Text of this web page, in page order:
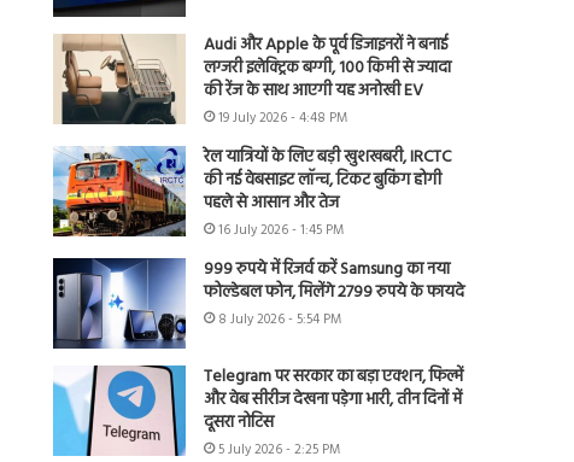
Audi और Apple के पूर्व डिजाइनरों ने बनाई
लग्जरी इलेक्ट्रिक बग्गी, 100 किमी से ज्यादा
की रेंज के साथ आएगी यह अनोखी EV
19 July 2026 - 4:48 PM
रेल यात्रियों के लिए बड़ी खुशखबरी, IRCTC
की नई वेबसाइट लॉन्च, टिकट बुकिंग होगी
पहले से आसान और तेज
16 July 2026 - 1:45 PM
999 रुपये में रिजर्व करें Samsung का नया
फोल्डेबल फोन, मिलेंगे 2799 रुपये के फायदे
8 July 2026 - 5:54 PM
Telegram पर सरकार का बड़ा एक्शन, फिल्में
और वेब सीरीज देखना पड़ेगा भारी, तीन दिनों में
दूसरा नोटिस
5 July 2026 - 2:25 PM